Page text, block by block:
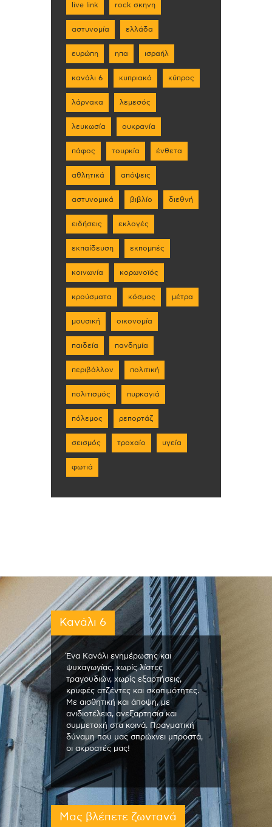
live link rock σκηνη
αστυνομία ελλάδα
ευρώπη ηπα ισραήλ
κανάλι 6 κυπριακό κύπρος
λάρνακα λεμεσός
λευκωσία ουκρανία
πάφος τουρκία ένθετα
αθλητικά απόψεις
αστυνομικά βιβλίο διεθνή
ειδήσεις εκλογές
εκπαίδευση εκπομπές
κοινωνία κορωνοϊός
κρούσματα κόσμος μέτρα
μουσική οικονομία
παιδεία πανδημία
περιβάλλον πολιτική
πολιτισμός πυρκαγιά
πόλεμος ρεπορτάζ
σεισμός τροχαίο υγεία
φωτιά
Κανάλι 6
Ένα Κανάλι ενημέρωσης και
ψυχαγωγίας, χωρίς λίστες
τραγουδιών, χωρίς εξαρτήσεις,
κρυφές ατζέντες και σκοπιμότητες.
Με αισθητική και άποψη, με
ανιδιοτέλεια, ανεξαρτησία και
συμμετοχή στα κοινά. Πραγματική
δύναμη που μας σπρώχνει μπροστά,
οι ακροατές μας!
Μας βλέπετε ζωντανά